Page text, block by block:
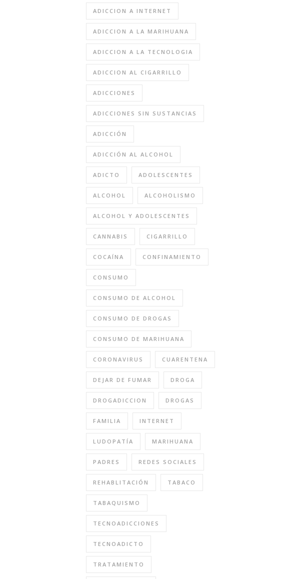
ADICCION A INTERNET
ADICCION A LA MARIHUANA
ADICCION A LA TECNOLOGIA
ADICCION AL CIGARRILLO
ADICCIONES
ADICCIONES SIN SUSTANCIAS
ADICCIÓN
ADICCIÓN AL ALCOHOL
ADICTO ADOLESCENTES
ALCOHOL ALCOHOLISMO
ALCOHOL Y ADOLESCENTES
CANNABIS CIGARRILLO
COCAÍNA CONFINAMIENTO
CONSUMO
CONSUMO DE ALCOHOL
CONSUMO DE DROGAS
CONSUMO DE MARIHUANA
CORONAVIRUS CUARENTENA
DEJAR DE FUMAR DROGA
DROGADICCION DROGAS
FAMILIA INTERNET
LUDOPATÍA MARIHUANA
PADRES REDES SOCIALES
REHABLITACIÓN TABACO
TABAQUISMO
TECNOADICCIONES
TECNOADICTO
TRATAMIENTO